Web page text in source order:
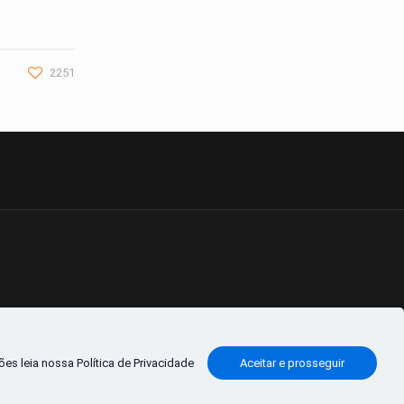
2251
leia nossa Política de Privacidade Aceitar e prosseguir